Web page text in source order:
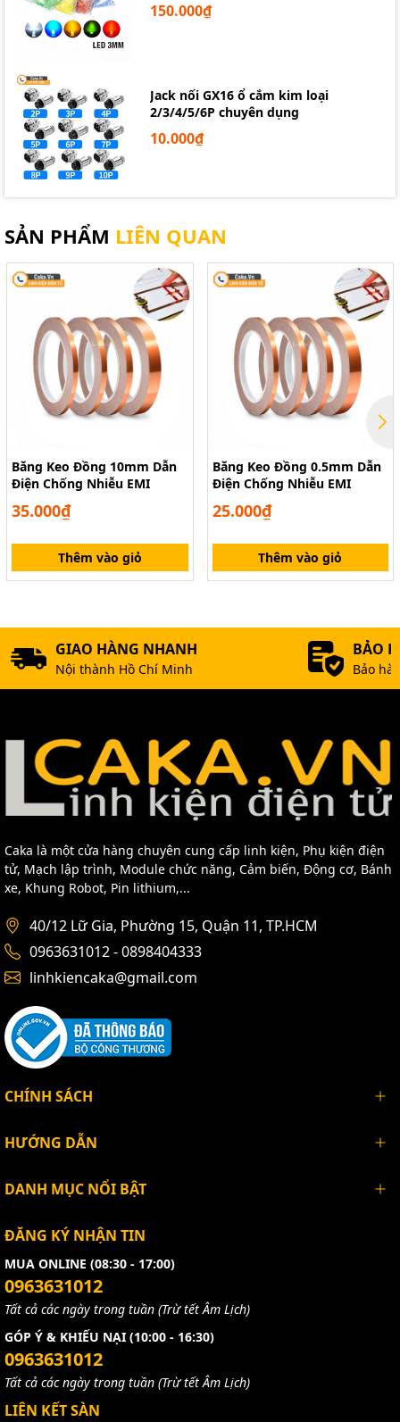
150.000₫
Jack nối GX16 ổ cắm kim loại
2/3/4/5/6P chuyên dụng
10.000₫
SẢN PHẨM LIÊN QUAN
Băng Keo Đồng 10mm Dẫn
Điện Chống Nhiễu EMI
35.000₫
Thêm vào giỏ
Băng Keo Đồng 0.5mm Dẫn
Điện Chống Nhiễu EMI
25.000₫
Thêm vào giỏ
GIAO HÀNG NHANH
Nội thành Hồ Chí Minh
BẢO
Bảo
Caka là một cửa hàng chuyên cung cấp linh kiện, Phụ kiện điện
tử, Mạch lập trình, Module chức năng, Cảm biến, Động cơ, Bánh
xe, Khung Robot, Pin lithium,...
40/12 Lữ Gia, Phường 15, Quận 11, TP.HCM
0963631012 - 0898404333
linhkiencaka@gmail.com
CHÍNH SÁCH
HƯỚNG DẪN
DANH MỤC NỔI BẬT
ĐĂNG KÝ NHẬN TIN
MUA ONLINE (08:30 - 17:00)
0963631012
Tất cả các ngày trong tuần (Trừ tết Âm Lịch)
GÓP Ý & KHIẾU NẠI (10:00 - 16:30)
0963631012
Tất cả các ngày trong tuần (Trừ tết Âm Lịch)
LIÊN KẾT SÀN